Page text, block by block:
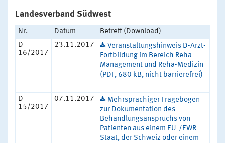
Landesverband Südwest
Nr. Datum
Betreff (Download)
D
16/2017
23.11.2017
Veranstaltungshinweis D-Arzt-
Fortbildung im Bereich Reha-
Management und Reha-Medizin
(PDF, 680 kB, nicht barrierefrei)
D
15/2017
07.11.2017
Mehrsprachiger Fragebogen
zur Dokumentation des
Behandlungsanspruchs von
Patienten aus einem EU-/EWR-
Staat, der Schweiz oder einem